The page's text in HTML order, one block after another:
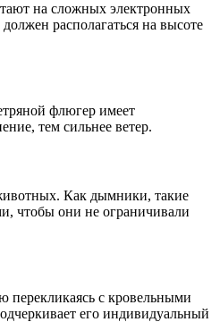
на сложных электронных
располагаться на высоте
флюгер имеет
тем сильнее ветер.
Как дымники, такие
чтобы они не ограничивали
перекликаясь с кровельными
его индивидуальный